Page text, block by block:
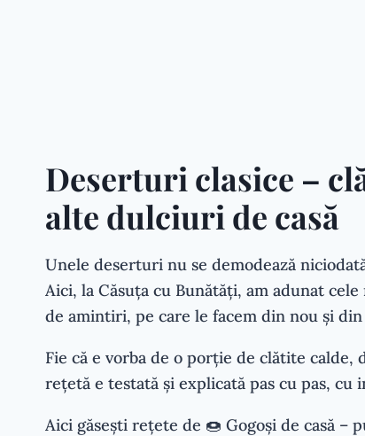
Deserturi clasice –
alte dulciuri de casă
Unele deserturi nu se demodează
Aici, la Căsuța cu Bunătăți, am adunat
de amintiri, pe care le facem din nou și din
Fie că e vorba de o porție de clătite calde,
rețetă e testată și explicată pas cu pas, cu
Aici găsești rețete de 🍩 Gogoși de casă –